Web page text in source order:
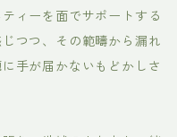
ィーを面でサポートする
つつ、その範疇から漏れ
手が届かないもどかしさ